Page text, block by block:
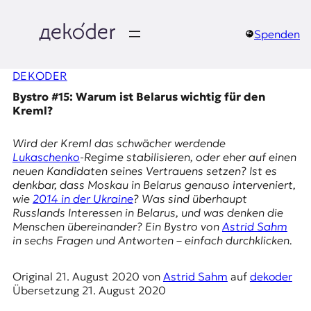
springen
e
k
o
d
e
r
D
Spenden
DEKODER
Bystro #15: Warum ist Belarus wichtig für den
Kreml?
Wird der Kreml das schwächer werdende
Lukaschenko-Regime stabilisieren, oder eher auf einen
neuen Kandidaten seines Vertrauens setzen? Ist es
denkbar, dass Moskau in Belarus genauso interveniert,
wie 2014 in der Ukraine? Was sind überhaupt
Russlands Interessen in Belarus, und was denken die
Menschen übereinander? Ein Bystro von Astrid Sahm
in sechs Fragen und Antworten – einfach durchklicken.
Original 21. August 2020 von Astrid Sahm auf dekoder
Übersetzung 21. August 2020